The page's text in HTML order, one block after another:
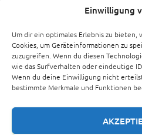
Einwilligung
Um dir ein optimales Erlebnis zu bieten,
Cookies, um Geräteinformationen zu
zuzugreifen. Wenn du diesen
wie das Surfverhalten oder eindeutige
Wenn du deine Einwilligung nicht
bestimmte Merkmale und Funktionen
0 %